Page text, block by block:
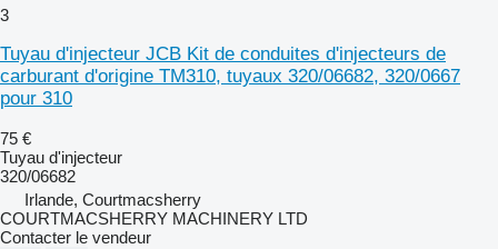
3
Tuyau d'injecteur JCB Kit de conduites d'injecteurs de
carburant d'origine TM310, tuyaux 320/06682, 320/0667
pour 310
75 €
Tuyau d'injecteur
320/06682
Irlande, Courtmacsherry
COURTMACSHERRY MACHINERY LTD
Contacter le vendeur